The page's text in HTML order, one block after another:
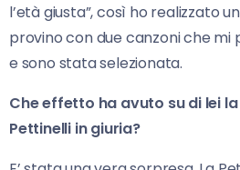
l’età giusta”, così ho realizzato
provino con due canzoni che mi
e sono stata selezionata.
Che effetto ha avuto su di lei
Pettinelli in giuria?